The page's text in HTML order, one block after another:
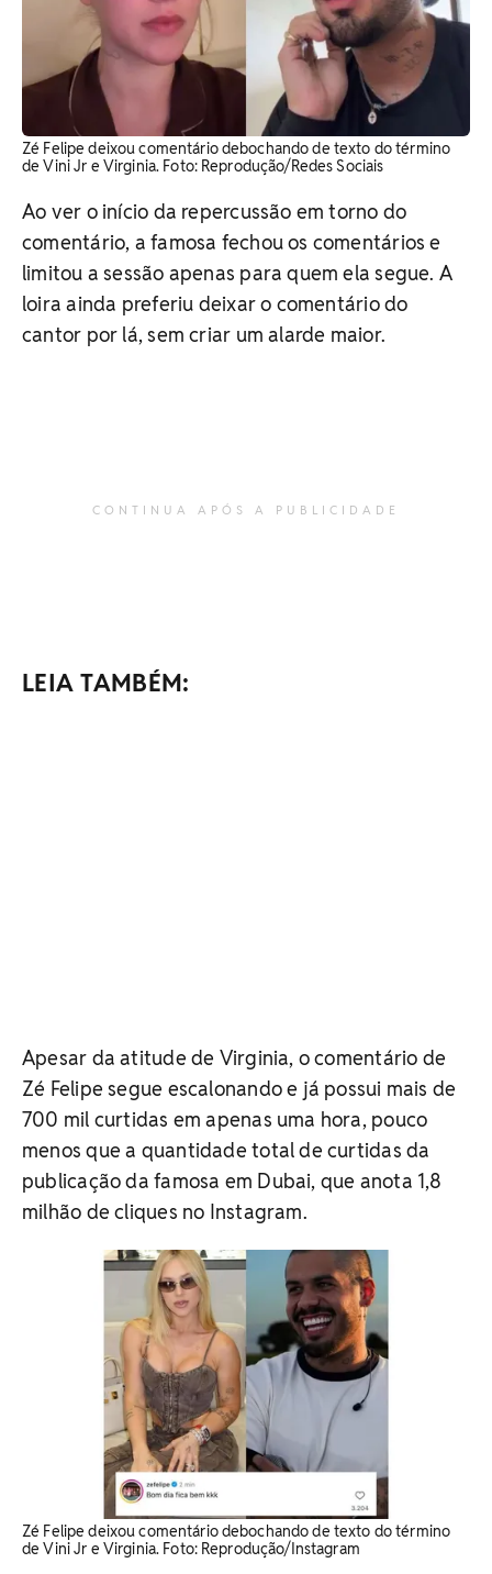
Zé Felipe deixou comentário debochando de texto do término
de Vini Jr e Virginia. Foto: Reprodução/Redes Sociais
Ao ver o início da repercussão em torno do
comentário, a famosa fechou os comentários e
limitou a sessão apenas para quem ela segue. A
loira ainda preferiu deixar o comentário do
cantor por lá, sem criar um alarde maior.
CONTINUA APÓS A PUBLICIDADE
LEIA TAMBÉM:
Apesar da atitude de Virginia, o comentário de
Zé Felipe segue escalonando e já possui mais de
700 mil curtidas em apenas uma hora, pouco
menos que a quantidade total de curtidas da
publicação da famosa em Dubai, que anota 1,8
milhão de cliques no Instagram.
Zé Felipe deixou comentário debochando de texto do término
de Vini Jr e Virginia. Foto: Reprodução/Instagram